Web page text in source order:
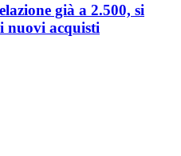
già a 2.500, si
nuovi acquisti